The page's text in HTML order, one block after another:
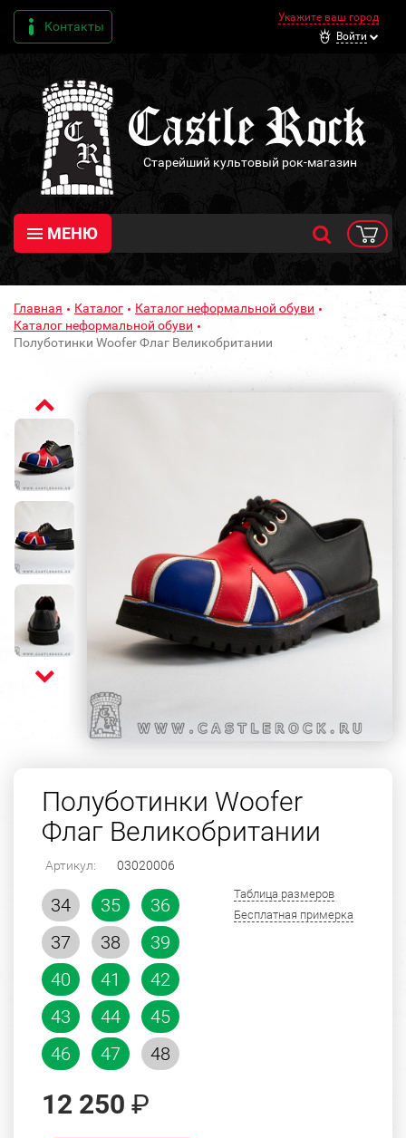
Контакты
Укажите ваш город
Войти
Старейший культовый рок-магазин
МЕНЮ
Главная Каталог
Каталог неформальной обуви
Каталог неформальной обуви
Полуботинки Woofer Флаг Великобритании
Полуботинки Woofer
Флаг Великобритании
Артикул: 03020006
34 35
36
37
38
39
40
41
42
43
44
45
46
47 48
Таблица размеров
Бесплатная примерка
12 250 ₽